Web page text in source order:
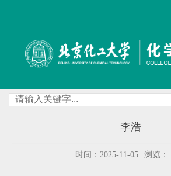
李浩
时间：2025-11-05 浏览：